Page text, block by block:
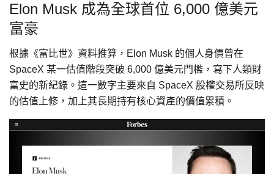
Elon Musk 成為全球首位 6,000 億美元
富豪
根據《富比世》資料推算，Elon Musk 的個人身價曾在
SpaceX 某一估值階段突破 6,000 億美元門檻，寫下人類財
富史的新紀錄。這一數字主要來自 SpaceX 股權交易所反映
的估值上修，加上其長期持有核心資產的價值累積。